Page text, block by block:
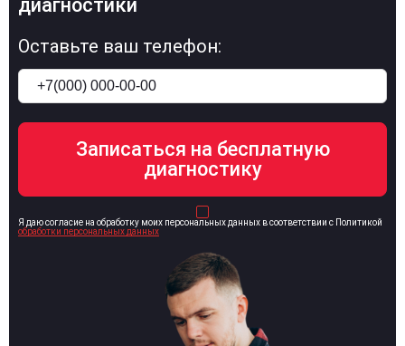
диагностики
Оставьте ваш телефон:
Я даю согласие на обработку моих персональных данных в соответствии с Политикой
обработки персональных данных